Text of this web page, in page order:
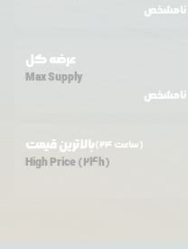
نامشخص
عرضه کل
Max Supply
نامشخص
بالاترین قیمت (24 ساعت)
High Price (24h)